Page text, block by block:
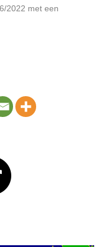
2022 met een